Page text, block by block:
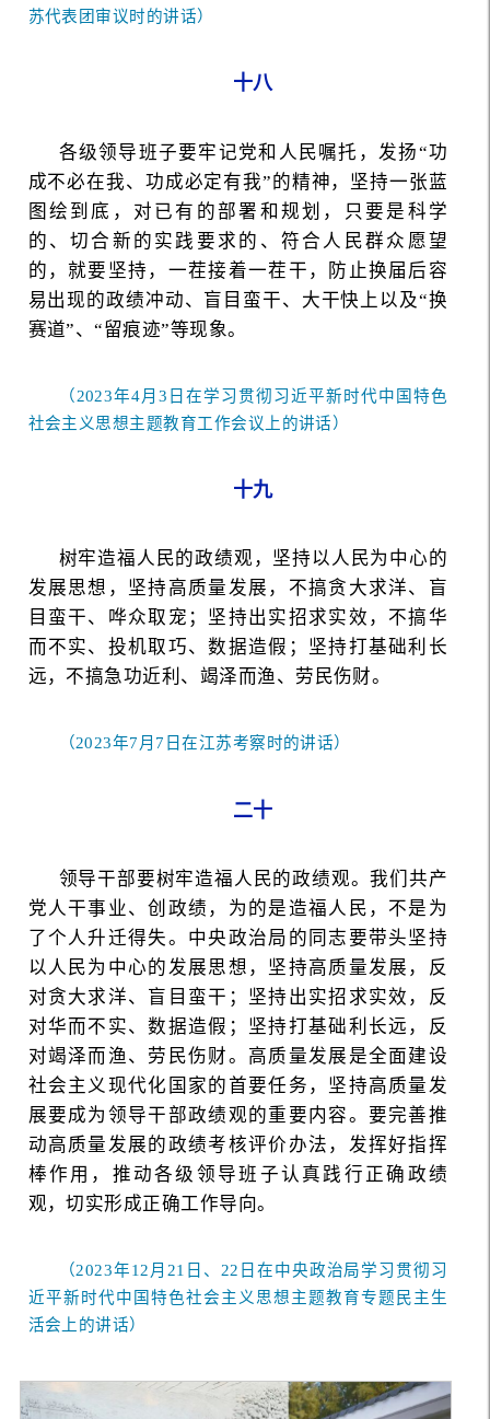
苏代表团审议时的讲话）
十八
各级领导班子要牢记党和人民嘱托，发扬“功
成不必在我、功成必定有我”的精神，坚持一张蓝
图绘到底，对已有的部署和规划，只要是科学
的、切合新的实践要求的、符合人民群众愿望
的，就要坚持，一茬接着一茬干，防止换届后容
易出现的政绩冲动、盲目蛮干、大干快上以及“换
赛道”、“留痕迹”等现象。
（2023年4月3日在学习贯彻习近平新时代中国特色
社会主义思想主题教育工作会议上的讲话）
十九
树牢造福人民的政绩观，坚持以人民为中心的
发展思想，坚持高质量发展，不搞贪大求洋、盲
目蛮干、哗众取宠；坚持出实招求实效，不搞华
而不实、投机取巧、数据造假；坚持打基础利长
远，不搞急功近利、竭泽而渔、劳民伤财。
（2023年7月7日在江苏考察时的讲话）
二十
领导干部要树牢造福人民的政绩观。我们共产
党人干事业、创政绩，为的是造福人民，不是为
了个人升迁得失。中央政治局的同志要带头坚持
以人民为中心的发展思想，坚持高质量发展，反
对贪大求洋、盲目蛮干；坚持出实招求实效，反
对华而不实、数据造假；坚持打基础利长远，反
对竭泽而渔、劳民伤财。高质量发展是全面建设
社会主义现代化国家的首要任务，坚持高质量发
展要成为领导干部政绩观的重要内容。要完善推
动高质量发展的政绩考核评价办法，发挥好指挥
棒作用，推动各级领导班子认真践行正确政绩
观，切实形成正确工作导向。
（2023年12月21日、22日在中央政治局学习贯彻习
近平新时代中国特色社会主义思想主题教育专题民主生
活会上的讲话）